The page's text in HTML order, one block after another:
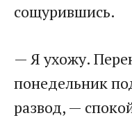
сощурившись.
— Я ухожу.
понедельник
развод, —